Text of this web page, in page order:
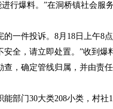
行爆料。”在洞桥镇社会
件投诉。8月18日上午8
全，请立即处置。”收到
查，确定管线归属，并由责
门30大类208小类，村社